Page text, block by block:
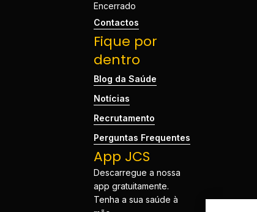
Encerrado
Contactos
Fique por
dentro
Blog da Saúde
Notícias
Recrutamento
Perguntas Frequentes
App JCS
Descarregue a nossa
app gratuitamente.
Tenha a sua saúde à